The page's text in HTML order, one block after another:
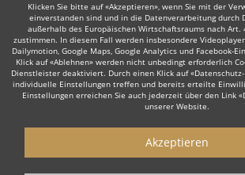
Klicken Sie bitte auf «Akzeptieren», wenn Sie mit der
einverstanden sind und in die Datenverarbeitung durch
außerhalb des Europäischen Wirtschaftsraums nach Art.
zustimmen. In diesem Fall werden insbesondere
Dailymotion, Google Maps, Google Analytics und Facebook-
Klick auf «Ablehnen» werden nicht unbedingt erforderlich
Dienstleister deaktiviert. Durch einen Klick auf
individuelle Einstellungen treffen und bereits erteilte
Einstellungen erreichen Sie auch jederzeit über den Link
unserer Website.
Akzeptieren